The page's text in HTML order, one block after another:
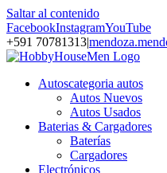
Saltar al contenido
FacebookInstagramYouTube
+591 70781313|
Autoscategoria autos
Autos Nuevos
Autos Usados
Baterias & Cargadores
Baterías
Cargadores
Electrónicos